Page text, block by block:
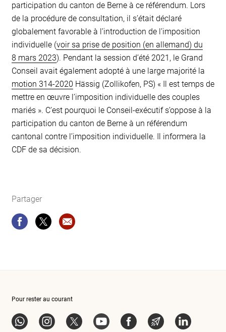
participation du canton de Berne à ce référendum. Lors
de la procédure de consultation, il s’était déclaré
globalement favorable à l’introduction de l’imposition
individuelle (voir sa prise de position (en allemand) du
8 mars 2023). Pendant la session d’été 2021, le Grand
Conseil avait également adopté à une large majorité la
motion 314-2020 Hässig (Zollikofen, PS) « Il est temps de
mettre en œuvre l’imposition individuelle des couples
mariés ». C’est pourquoi le Conseil-exécutif s’oppose à la
participation du canton de Berne à un référendum
cantonal contre l’imposition individuelle. Il informera la
CDF de sa décision.
Partager
PartagerPartagerRecommandation site web: Direction des
Pour rester au courant
WhatsappInstagram
X YouTubeFacebookNews-AboLinkedIn